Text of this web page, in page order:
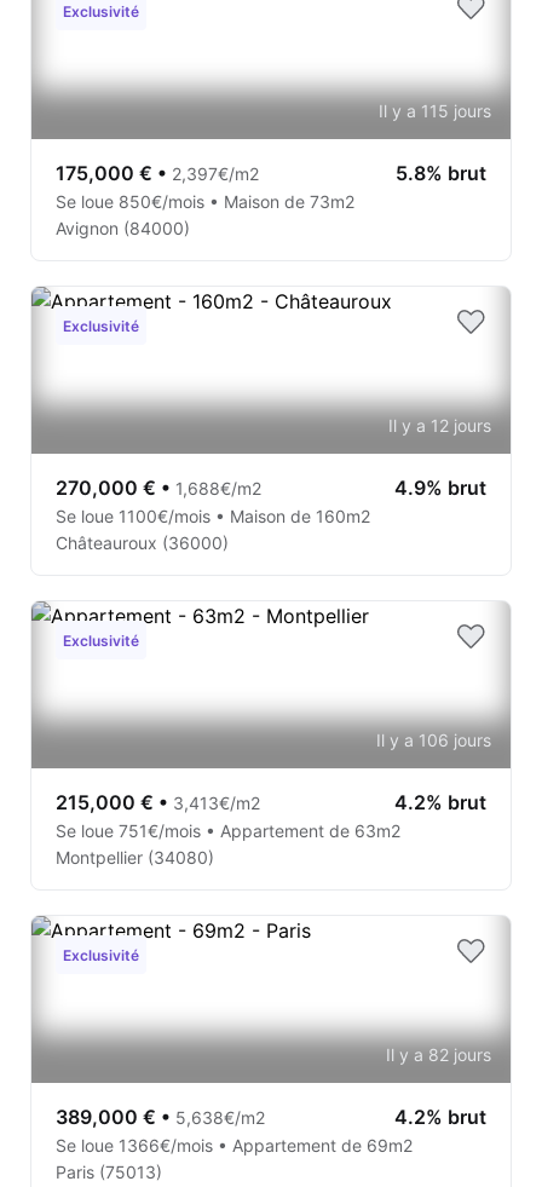
Exclusivité
Il y a 115 jours
175,000 € • 2,397€/m2 5.8% brut
Se loue 850€/mois • Maison de 73m2
Avignon (84000)
Exclusivité
Il y a 12 jours
270,000 € • 1,688€/m2 4.9% brut
Se loue 1100€/mois • Maison de 160m2
Châteauroux (36000)
Exclusivité
Il y a 106 jours
215,000 € • 3,413€/m2 4.2% brut
Se loue 751€/mois • Appartement de 63m2
Montpellier (34080)
Exclusivité
Il y a 82 jours
389,000 € • 5,638€/m2 4.2% brut
Se loue 1366€/mois • Appartement de 69m2
Paris (75013)